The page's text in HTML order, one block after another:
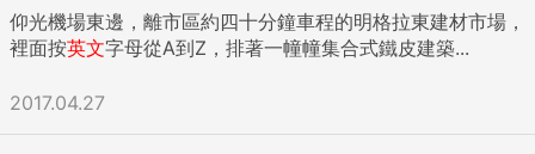
仰光機場東邊，離市區約四十分鐘車程的明格拉東建材市場，
裡面按英文字母從A到Z，排著一幢幢集合式鐵皮建築...
2017.04.27